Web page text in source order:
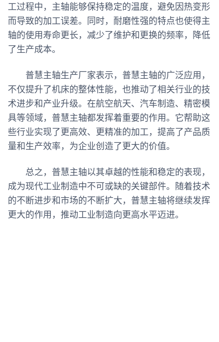
工过程中，主轴能够保持稳定的温度，避免因热变形
而导致的加工误差。同时，耐磨性强的特点也使得主
轴的使用寿命更长，减少了维护和更换的频率，降低
了生产成本。
普慧主轴生产厂家表示，普慧主轴的广泛应用，
不仅提升了机床的整体性能，也推动了相关行业的技
术进步和产业升级。在航空航天、汽车制造、精密模
具等领域，普慧主轴都发挥着重要的作用。它帮助这
些行业实现了更高效、更精准的加工，提高了产品质
量和生产效率，为企业创造了更大的价值。
总之，普慧主轴以其卓越的性能和稳定的表现，
成为现代工业制造中不可或缺的关键部件。随着技术
的不断进步和市场的不断扩大，普慧主轴将继续发挥
更大的作用，推动工业制造向更高水平迈进。